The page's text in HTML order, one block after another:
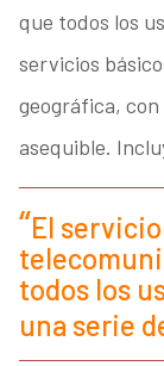
que todos los
servicios
geográfica,
asequible.
El
todos los
una serie